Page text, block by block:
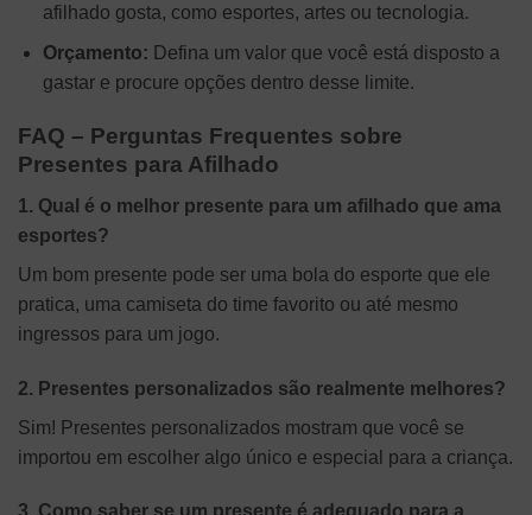
afilhado gosta, como esportes, artes ou tecnologia.
Orçamento: Defina um valor que você está disposto a
gastar e procure opções dentro desse limite.
FAQ – Perguntas Frequentes sobre
Presentes para Afilhado
1. Qual é o melhor presente para um afilhado que ama
esportes?
Um bom presente pode ser uma bola do esporte que ele
pratica, uma camiseta do time favorito ou até mesmo
ingressos para um jogo.
2. Presentes personalizados são realmente melhores?
Sim! Presentes personalizados mostram que você se
importou em escolher algo único e especial para a criança.